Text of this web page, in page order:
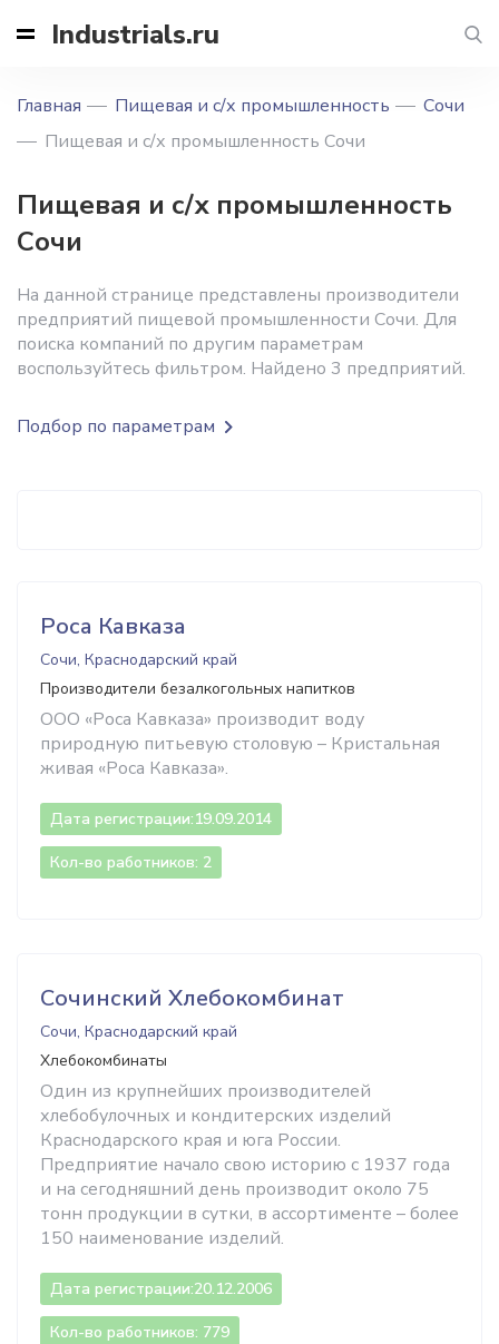
Industrials.ru
Главная Пищевая и с/х промышленность
Сочи
Пищевая и с/х промышленность Сочи
Пищевая и с/х промышленность
Сочи
На данной странице представлены производители
предприятий пищевой промышленности Сочи. Для
поиска компаний по другим параметрам
воспользуйтесь фильтром. Найдено 3 предприятий.
Роса Кавказа
Сочи, Краснодарский край
Производители безалкогольных напитков
ООО «Роса Кавказа» производит воду
природную питьевую столовую – Кристальная
живая «Роса Кавказа».
Дата регистрации:19.09.2014
Кол-во работников: 2
Сочинский Хлебокомбинат
Сочи, Краснодарский край
Хлебокомбинаты
Один из крупнейших производителей
хлебобулочных и кондитерских изделий
Краснодарского края и юга России.
Предприятие начало свою историю с 1937 года
и на сегодняшний день производит около 75
тонн продукции в сутки, в ассортименте – более
150 наименование изделий.
Дата регистрации:20.12.2006
Кол-во работников: 779
Подбор по параметрам